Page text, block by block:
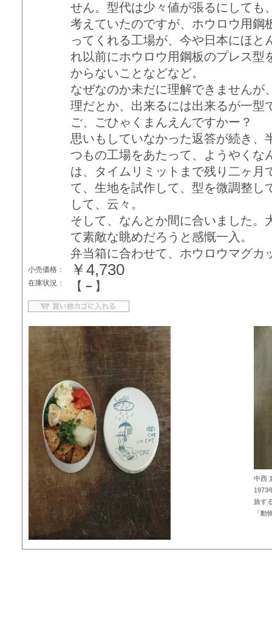
せん。型代は少々値が張るにしても
考えていたのですが、ホウロウ用鋼
ってくれる工場が、今や日本にほ
れ以前にホウロウ用鋼板のプレス型
からないことなどなど。
なぜなのか未だに理解できませんが
理だとか、出来るには出来るが一型
ご、ごひゃくまんえんですかー？
思いもしていなかった返答が続き、
つもの工場をあたって、ようやくな
は、タイムリミットまで残り二ヶ月
て、生地を試作して、型を微調整し
して、云々。
そして、なんとか間に合いました。
て素敵な眺めだろうと感慨一入。
弁当箱に合わせて、ホウロウマグカ
小売価格： ￥4,730
在庫状況： 【 － 】
中西
1973
旅す
「動